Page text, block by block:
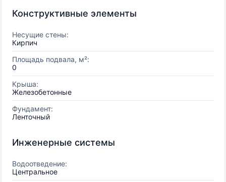
Конструктивные элементы
Несущие стены:
Кирпич
Площадь подвала, м²:
0
Крыша:
Железобетонные
Фундамент:
Ленточный
Инженерные системы
Водоотведение:
Центральное